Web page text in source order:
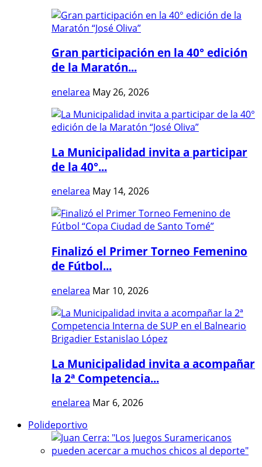
Gran participación en la 40° edición
de la Maratón...
enelarea May 26, 2026
La Municipalidad invita a participar
de la 40°...
enelarea May 14, 2026
Finalizó el Primer Torneo Femenino
de Fútbol...
enelarea Mar 10, 2026
La Municipalidad invita a acompañar
la 2ª Competencia...
enelarea Mar 6, 2026
Polideportivo